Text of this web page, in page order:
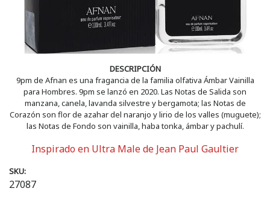
DESCRIPCIÓN
9pm de Afnan es una fragancia de la familia olfativa Ámbar Vainilla
para Hombres. 9pm se lanzó en 2020. Las Notas de Salida son
manzana, canela, lavanda silvestre y bergamota; las Notas de
Corazón son flor de azahar del naranjo y lirio de los valles (muguete);
las Notas de Fondo son vainilla, haba tonka, ámbar y pachulí.
Inspirado en Ultra Male de Jean Paul Gaultier
SKU:
27087